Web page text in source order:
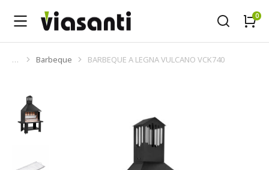
Tu sei qui:
Barbeque BARBEQUE A LEGNA VULCANO VCK740